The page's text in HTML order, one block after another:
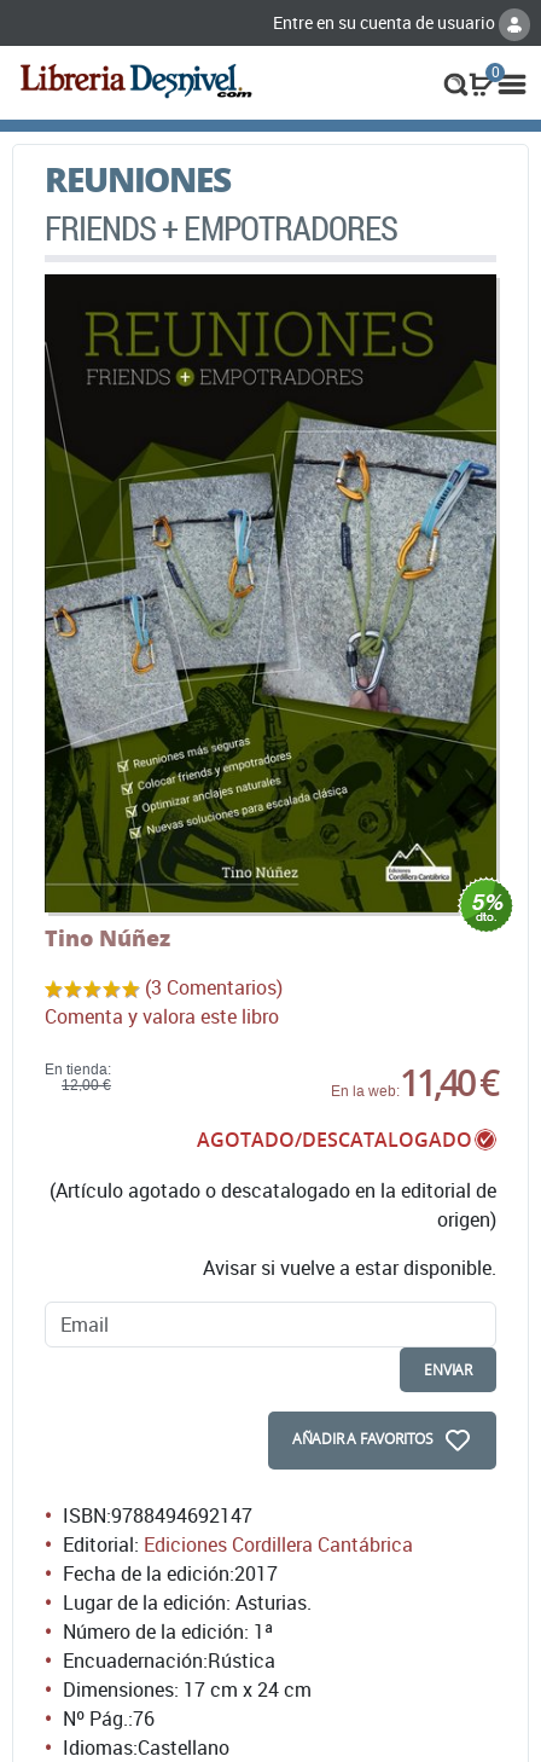
Entre en su cuenta de usuario
0
REUNIONES
FRIENDS + EMPOTRADORES
Tino Núñez
(3 Comentarios)
Comenta y valora este libro
En tienda:
12,00 €
En la web:11,40 €
AGOTADO/DESCATALOGADO
(Artículo agotado o descatalogado en la editorial de
origen)
Avisar si vuelve a estar disponible.
ENVIAR
AÑADIR A FAVORITOS
ISBN:9788494692147
Editorial: Ediciones Cordillera Cantábrica
Fecha de la edición:2017
Lugar de la edición: Asturias.
Número de la edición: 1ª
Encuadernación:Rústica
Dimensiones: 17 cm x 24 cm
Nº Pág.:76
Idiomas:Castellano